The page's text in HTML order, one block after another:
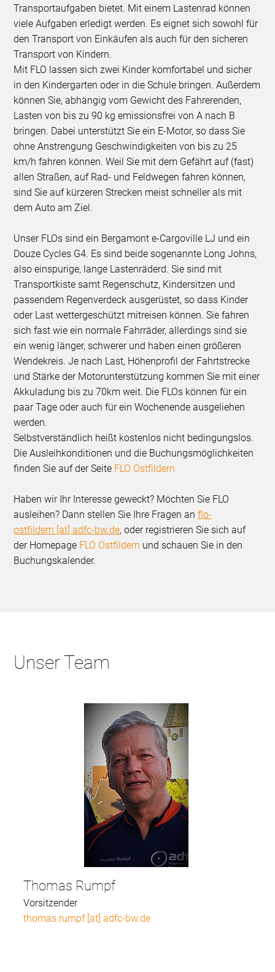
Transportaufgaben bietet. Mit einem Lastenrad können
viele Aufgaben erledigt werden. Es eignet sich sowohl für
den Transport von Einkäufen als auch für den sicheren
Transport von Kindern.
Mit FLO lassen sich zwei Kinder komfortabel und sicher
in den Kindergarten oder in die Schule bringen. Außerdem
können Sie, abhängig vom Gewicht des Fahrerenden,
Lasten von bis zu 90 kg emissionsfrei von A nach B
bringen. Dabei unterstützt Sie ein E-Motor, so dass Sie
ohne Anstrengung Geschwindigkeiten von bis zu 25
km/h fahren können. Weil Sie mit dem Gefährt auf (fast)
allen Straßen, auf Rad- und Feldwegen fahren können,
sind Sie auf kürzeren Strecken meist schneller als mit
dem Auto am Ziel.
Unser FLOs sind ein Bergamont e-Cargoville LJ und ein
Douze Cycles G4. Es sind beide sogenannte Long Johns,
also einspurige, lange Lastenräderd. Sie sind mit
Transportkiste samt Regenschutz, Kindersitzen und
passendem Regenverdeck ausgerüstet, so dass Kinder
oder Last wettergeschützt mitreisen können. Sie fahren
sich fast wie ein normale Fahrräder, allerdings sind sie
ein wenig länger, schwerer und haben einen größeren
Wendekreis. Je nach Last, Höhenprofil der Fahrtstrecke
und Stärke der Motorunterstützung kommen Sie mit einer
Akkuladung bis zu 70km weit. Die FLOs können für ein
paar Tage oder auch für ein Wochenende ausgeliehen
werden.
Selbstverständlich heißt kostenlos nicht bedingungslos.
Die Ausleihkonditionen und die Buchungsmöglichkeiten
finden Sie auf der Seite FLO Ostfildern
Haben wir Ihr Interesse geweckt? Möchten Sie FLO
ausleihen? Dann stellen Sie Ihre Fragen anflo-
ostfildern [at] adfc-bw.de, oder registrieren Sie sich auf
der Homepage FLO Ostfildern und schauen Sie in den
Buchungskalender.
Unser Team
Thomas Rumpf
Vorsitzender
thomas.rumpf [at] adfc-bw.de